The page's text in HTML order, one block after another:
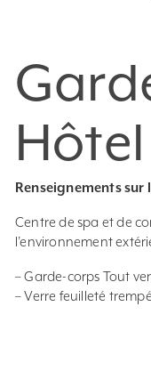
Renseignements sur
Centre de spa et de
l’environnement
– Garde-corps Tout
– Verre feuilleté